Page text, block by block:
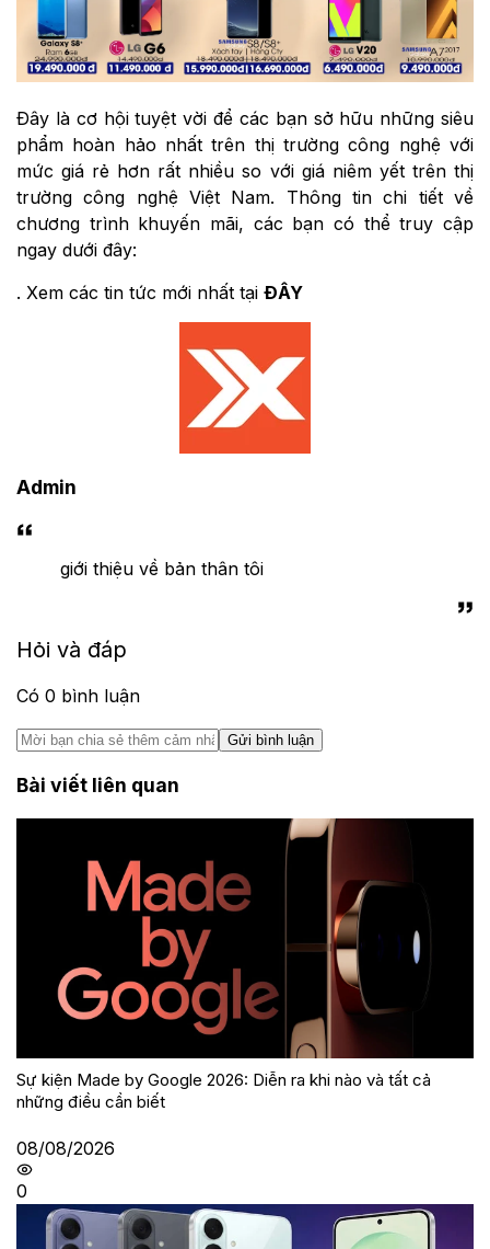
Đây là cơ hội tuyệt vời để các bạn sở hữu những siêu
phẩm hoàn hảo nhất trên thị trường công nghệ với
mức giá rẻ hơn rất nhiều so với giá niêm yết trên thị
trường công nghệ Việt Nam. Thông tin chi tiết về
chương trình khuyến mãi, các bạn có thể truy cập
ngay dưới đây:
. Xem các tin tức mới nhất tại ĐÂY
Admin
giới thiệu về bản thân tôi
Hỏi và đáp
Có 0 bình luận
Gửi bình luận
Bài viết liên quan
Sự kiện Made by Google 2026: Diễn ra khi nào và tất cả
những điều cần biết
08/08/2026
0